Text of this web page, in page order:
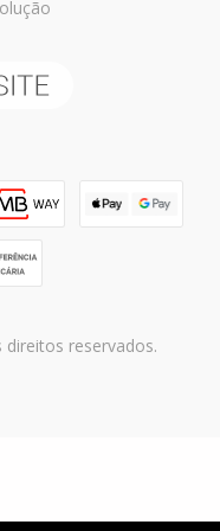
direitos reservados.